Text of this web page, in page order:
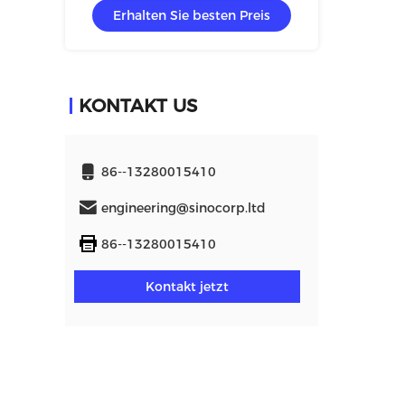
Erhalten Sie besten Preis
KONTAKT US
86--13280015410
engineering@sinocorp.ltd
86--13280015410
Kontakt jetzt